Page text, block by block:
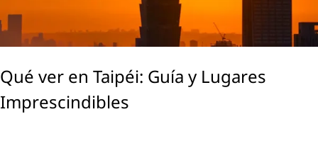
Qué ver en Taipéi: Guía y Lugares
Imprescindibles